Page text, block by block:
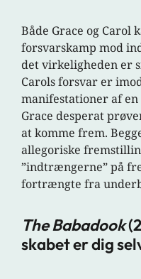
Både Grace og Carol
forsvarskamp mod
det virkeligheden er
Carols forsvar er
manifestationer af
Grace desperat
at komme frem.
allegoriske
”indtrængerne” på
fortrængte fra
The Babadook
skabet er dig